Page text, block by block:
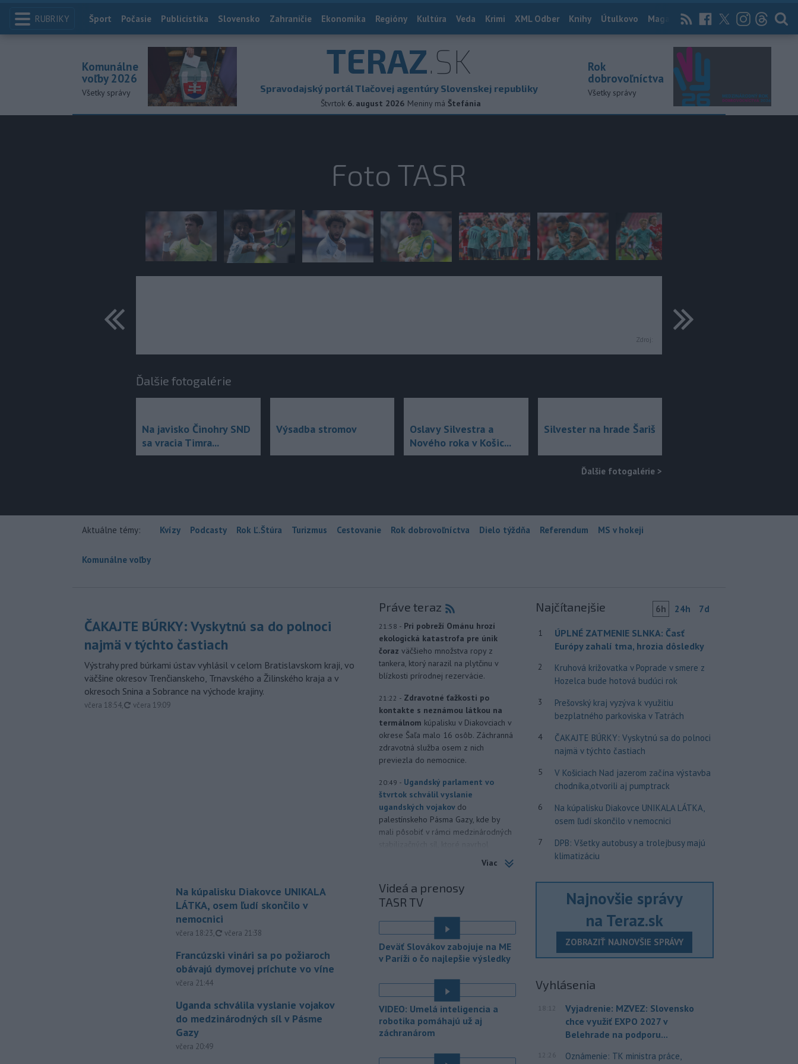
RUBRIKY Index
Šport Počasie Publicistika Slovensko Zahraničie Ekonomika Regióny Kultúra Veda Krimi XML Odber Knihy Útulkovo Magazín News Now Archív
TERAZ.SK
Spravodajský portál Tlačovej agentúry Slovenskej republiky
Štvrtok 6. august 2026 Meniny má Štefánia
Komunálne
voľby 2026
Všetky správy
Rok
dobrovoľníctva
Všetky správy
Foto TASR
Zdroj:
predchádzajúce ďalšie
Ďalšie fotogalérie
Na javisko Činohry SND
sa vracia Timra...
Výsadba stromov
Oslavy Silvestra a
Nového roka v Košic...
Silvester na hrade Šariš
Ďalšie fotogalérie >
Aktuálne témy: Kvízy Podcasty Rok Ľ.Štúra Turizmus Cestovanie Rok dobrovoľníctva Dielo týždňa Referendum MS v hokeji
Komunálne voľby
ČAKAJTE BÚRKY: Vyskytnú sa do polnoci
najmä v týchto častiach
Výstrahy pred búrkami ústav vyhlásil v celom Bratislavskom kraji, vo
väčšine okresov Trenčianskeho, Trnavského a Žilinského kraja a v
okresoch Snina a Sobrance na východe krajiny.
včera 18:54, aktualizované
včera 19:09
Na kúpalisku Diakovce UNIKALA
LÁTKA, osem ľudí skončilo v
nemocnici
včera 18:23, aktualizované
včera 21:38
Francúzski vinári sa po požiaroch
obávajú dymovej príchute vo víne
včera 21:44
Uganda schválila vyslanie vojakov
do medzinárodných síl v Pásme
Gazy
včera 20:49
Práve teraz
21:58 - Pri pobreží Ománu hrozí
ekologická katastrofa pre únik
čoraz väčšieho množstva ropy z
tankera, ktorý narazil na plytčinu v
blízkosti prírodnej rezervácie.
21:22 - Zdravotné ťažkosti po
kontakte s neznámou látkou na
termálnom kúpalisku v Diakovciach v
okrese Šaľa malo 16 osôb. Záchranná
zdravotná služba osem z nich
previezla do nemocnice.
20:49 - Ugandský parlament vo
štvrtok schválil vyslanie
ugandských vojakov do
palestínskeho Pásma Gazy, kde by
mali pôsobiť v rámci medzinárodných
(FA) stiahla svoju podporu
prezidentovi
futbalovej federácie (FIFA) Giannimu
Infantinovi, ktorý je pod paľbou kritiky
po jeho neúspešnom pláne.
18:54 - Vo štvrtok do polnoci treba
Slovenska počítať s búrkami.
Slovenský hydrometeorologický ústav
(SHMÚ) vydal výstrahy prvého stupňa.
Platia aj v okresoch Snina a Sobrance.
záchrannými zložkami zasahuje na
Viac
Videá a prenosy
TASR TV
Deväť Slovákov zabojuje na ME
v Paríži o čo najlepšie výsledky
VIDEO: Umelá inteligencia a
robotika pomáhajú už aj
záchranárom
Najčítanejšie 6h 24h 7d
1
ÚPLNÉ ZATMENIE SLNKA: Časť
Európy zahalí tma, hrozia dôsledky
2
Kruhová križovatka v Poprade v smere z
Hozelca bude hotová budúci rok
3
Prešovský kraj vyzýva k využitiu
bezplatného parkoviska v Tatrách
4
ČAKAJTE BÚRKY: Vyskytnú sa do polnoci
najmä v týchto častiach
5
V Košiciach Nad jazerom začína výstavba
chodníka,otvorili aj pumptrack
6
Na kúpalisku Diakovce UNIKALA LÁTKA,
osem ľudí skončilo v nemocnici
7
DPB: Všetky autobusy a trolejbusy majú
klimatizáciu
Najnovšie správy
na Teraz.sk
ZOBRAZIŤ NAJNOVŠIE SPRÁVY
Vyhlásenia
18:12
Vyjadrenie: MZVEZ: Slovensko
chce využiť EXPO 2027 v
Belehrade na podporu...
12:26
Oznámenie: TK ministra práce,